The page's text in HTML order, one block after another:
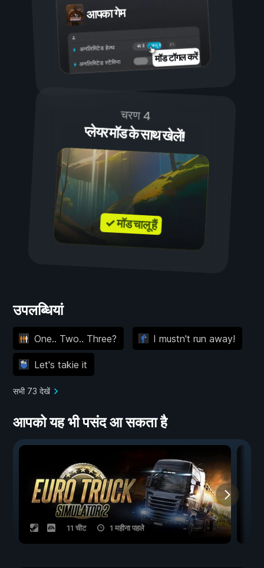
आपका गेम
चालू है
बंद है
अनलिमिटेड हेल्थ
अनलिमिटेड स्टैमिना मॉड टॉगल करें
चरण 4
प्लेयर मॉड के साथ खेलें!
✓ मॉड चालू हैं
उपलब्धियां
One.. Two.. Three? I mustn't run away!
Let's takie it
सभी 73 देखें
आपको यह भी पसंद आ सकता है
11 चीट 1 महीना पहले